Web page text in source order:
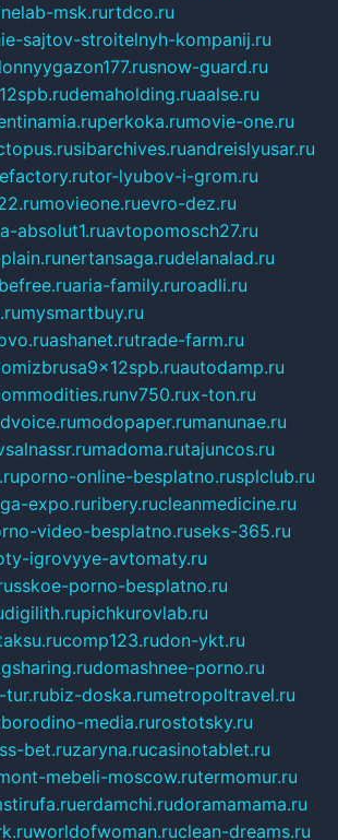
msk.rurtdco.ru
sajtov-stroitelnyh-kompanij.ru
snow-guard.ru
demaholding.ruaalse.ru
perkoka.rumovie-one.ru
sibarchives.ruandreislyusar.ru
tor-lyubov-i-grom.ru
movieone.ruevro-dez.ru
absolut1.ruavtopomosch27.ru
nertansaga.rudelanalad.ru
aria-family.ruroadli.ru
mysmartbuy.ru
ashanet.rutrade-farm.ru
autodamp.ru
nv750.rux-ton.ru
modopaper.rumanunae.ru
madoma.rutajuncos.ru
porno-online-besplatno.rusplclub.ru
expo.ruribery.rucleanmedicine.ru
video-besplatno.ruseks-365.ru
igrovyye-avtomaty.ru
porno-besplatno.ru
digilith.rupichkurovlab.ru
comp123.rudon-ykt.ru
domashnee-porno.ru
biz-doska.rumetropoltravel.ru
borodino-media.rurostotsky.ru
bet.ruzaryna.rucasinotablet.ru
mebeli-moscow.rutermomur.ru
erdamchi.rudoramamama.ru
worldofwoman.ruclean-dreams.ru